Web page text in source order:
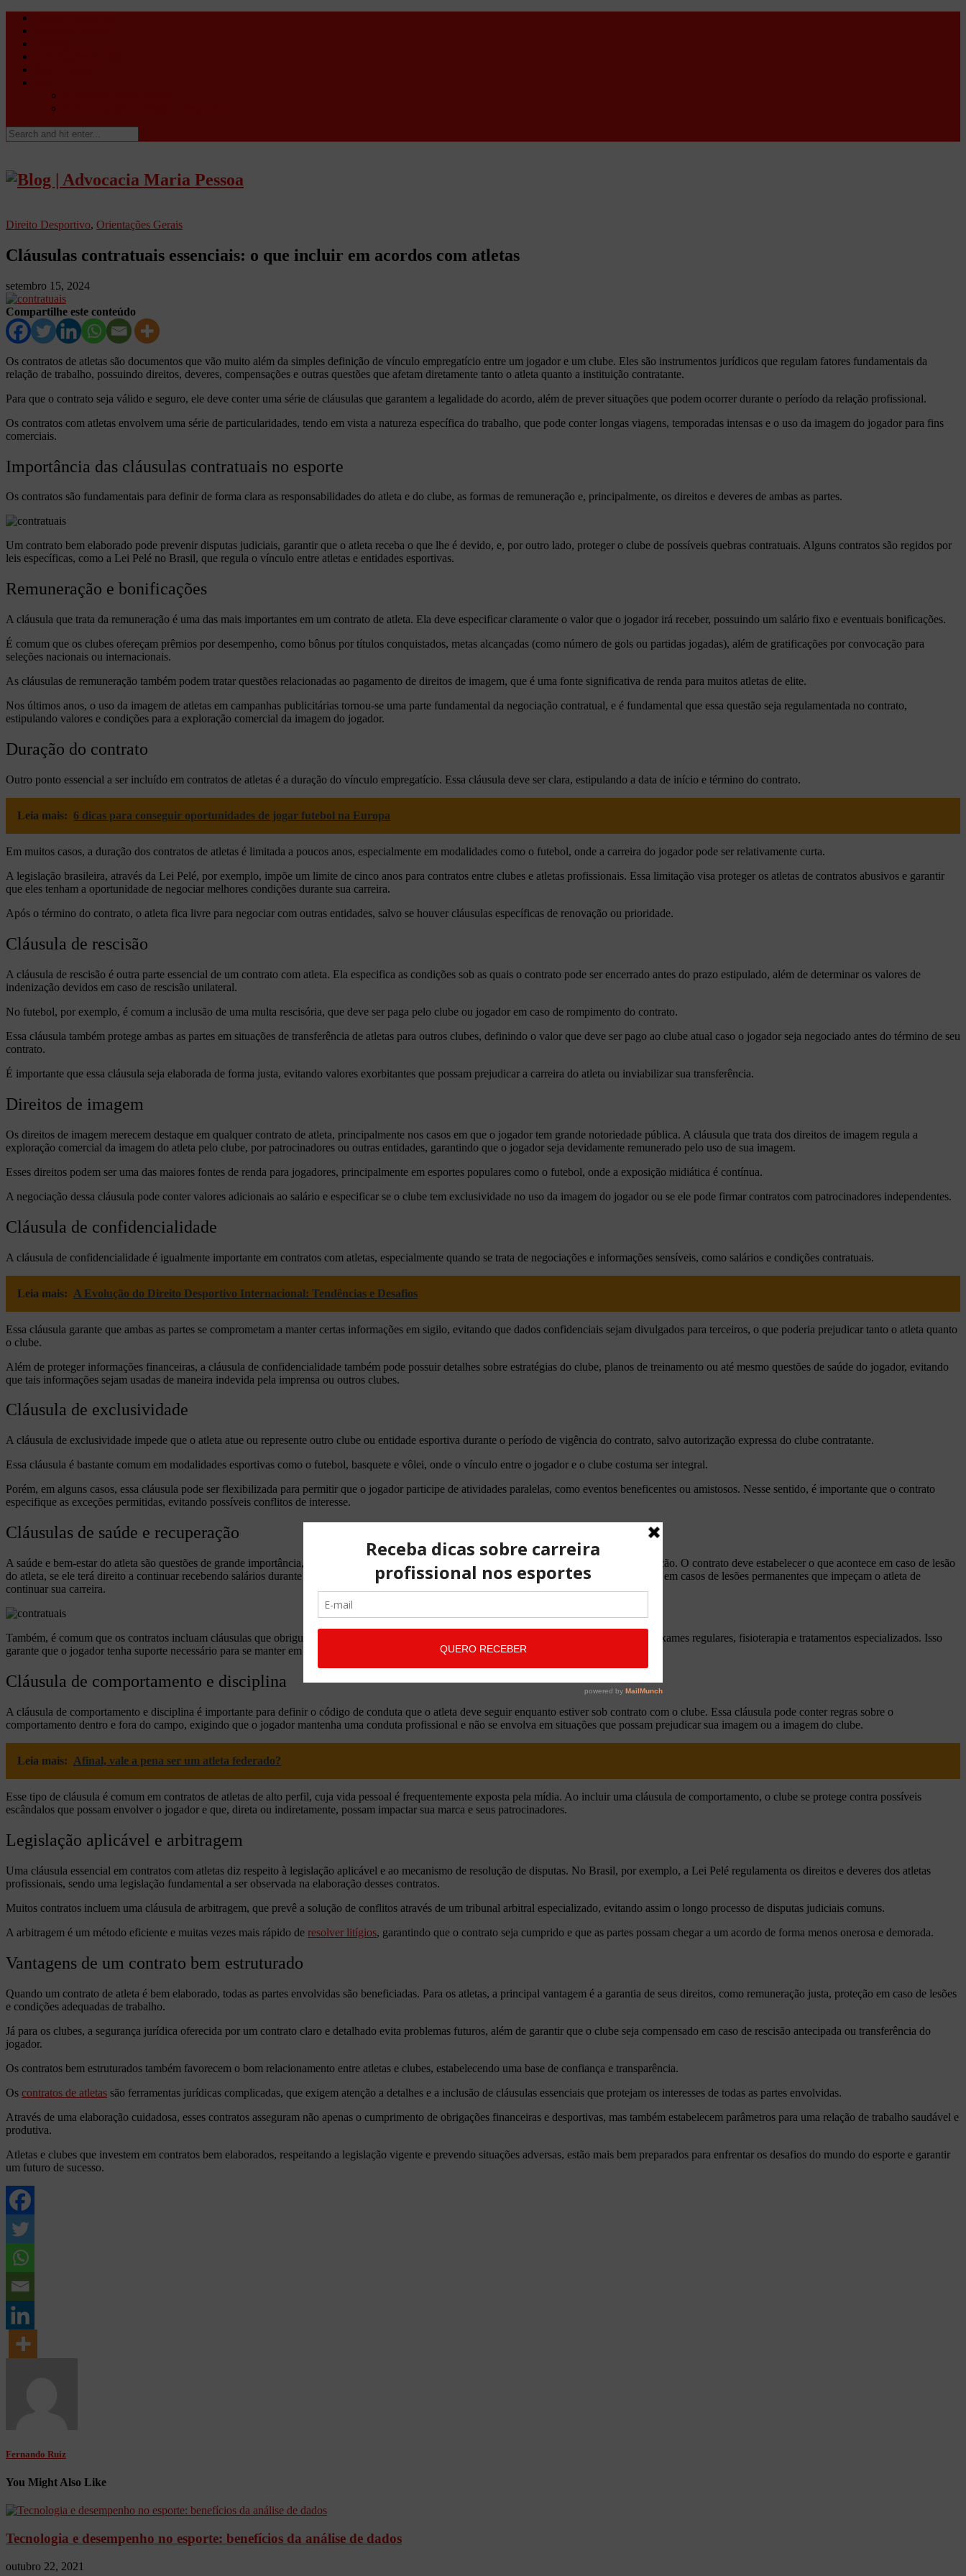
Direito Desportivo, Orientações Gerais
Cláusulas contratuais essenciais: o que incluir em acordos com atletas
setembro 15, 2024
Compartilhe este conteúdo
Os contratos de atletas são documentos que vão muito além da simples definição de vínculo empregatício entre um jogador e um clube. Eles são instrumentos jurídicos que regulam fatores fundamentais da
relação de trabalho, possuindo direitos, deveres, compensações e outras questões que afetam diretamente tanto o atleta quanto a instituição contratante.
Para que o contrato seja válido e seguro, ele deve conter uma série de cláusulas que garantem a legalidade do acordo, além de prever situações que podem ocorrer durante o período da relação profissional.
Os contratos com atletas envolvem uma série de particularidades, tendo em vista a natureza específica do trabalho, que pode conter longas viagens, temporadas intensas e o uso da imagem do jogador para fins
comerciais.
Importância das cláusulas contratuais no esporte
Os contratos são fundamentais para definir de forma clara as responsabilidades do atleta e do clube, as formas de remuneração e, principalmente, os direitos e deveres de ambas as partes.
Um contrato bem elaborado pode prevenir disputas judiciais, garantir que o atleta receba o que lhe é devido, e, por outro lado, proteger o clube de possíveis quebras contratuais. Alguns contratos são regidos por
leis específicas, como a Lei Pelé no Brasil, que regula o vínculo entre atletas e entidades esportivas.
Remuneração e bonificações
A cláusula que trata da remuneração é uma das mais importantes em um contrato de atleta. Ela deve especificar claramente o valor que o jogador irá receber, possuindo um salário fixo e eventuais bonificações.
É comum que os clubes ofereçam prêmios por desempenho, como bônus por títulos conquistados, metas alcançadas (como número de gols ou partidas jogadas), além de gratificações por convocação para
seleções nacionais ou internacionais.
As cláusulas de remuneração também podem tratar questões relacionadas ao pagamento de direitos de imagem, que é uma fonte significativa de renda para muitos atletas de elite.
Nos últimos anos, o uso da imagem de atletas em campanhas publicitárias tornou-se uma parte fundamental da negociação contratual, e é fundamental que essa questão seja regulamentada no contrato,
estipulando valores e condições para a exploração comercial da imagem do jogador.
Duração do contrato
Outro ponto essencial a ser incluído em contratos de atletas é a duração do vínculo empregatício. Essa cláusula deve ser clara, estipulando a data de início e término do contrato.
Leia mais: 6 dicas para conseguir oportunidades de jogar futebol na Europa
Em muitos casos, a duração dos contratos de atletas é limitada a poucos anos, especialmente em modalidades como o futebol, onde a carreira do jogador pode ser relativamente curta.
A legislação brasileira, através da Lei Pelé, por exemplo, impõe um limite de cinco anos para contratos entre clubes e atletas profissionais. Essa limitação visa proteger os atletas de contratos abusivos e garantir
que eles tenham a oportunidade de negociar melhores condições durante sua carreira.
Após o término do contrato, o atleta fica livre para negociar com outras entidades, salvo se houver cláusulas específicas de renovação ou prioridade.
Cláusula de rescisão
A cláusula de rescisão é outra parte essencial de um contrato com atleta. Ela especifica as condições sob as quais o contrato pode ser encerrado antes do prazo estipulado, além de determinar os valores de
indenização devidos em caso de rescisão unilateral.
No futebol, por exemplo, é comum a inclusão de uma multa rescisória, que deve ser paga pelo clube ou jogador em caso de rompimento do contrato.
Essa cláusula também protege ambas as partes em situações de transferência de atletas para outros clubes, definindo o valor que deve ser pago ao clube atual caso o jogador seja negociado antes do término de seu
contrato.
É importante que essa cláusula seja elaborada de forma justa, evitando valores exorbitantes que possam prejudicar a carreira do atleta ou inviabilizar sua transferência.
Direitos de imagem
Os direitos de imagem merecem destaque em qualquer contrato de atleta, principalmente nos casos em que o jogador tem grande notoriedade pública. A cláusula que trata dos direitos de imagem regula a
exploração comercial da imagem do atleta pelo clube, por patrocinadores ou outras entidades, garantindo que o jogador seja devidamente remunerado pelo uso de sua imagem.
Esses direitos podem ser uma das maiores fontes de renda para jogadores, principalmente em esportes populares como o futebol, onde a exposição midiática é contínua.
A negociação dessa cláusula pode conter valores adicionais ao salário e especificar se o clube tem exclusividade no uso da imagem do jogador ou se ele pode firmar contratos com patrocinadores independentes.
Cláusula de confidencialidade
A cláusula de confidencialidade é igualmente importante em contratos com atletas, especialmente quando se trata de negociações e informações sensíveis, como salários e condições contratuais.
Leia mais: A Evolução do Direito Desportivo Internacional: Tendências e Desafios
Essa cláusula garante que ambas as partes se comprometam a manter certas informações em sigilo, evitando que dados confidenciais sejam divulgados para terceiros, o que poderia prejudicar tanto o atleta quanto
o clube.
Além de proteger informações financeiras, a cláusula de confidencialidade também pode possuir detalhes sobre estratégias do clube, planos de treinamento ou até mesmo questões de saúde do jogador, evitando
que tais informações sejam usadas de maneira indevida pela imprensa ou outros clubes.
Cláusula de exclusividade
A cláusula de exclusividade impede que o atleta atue ou represente outro clube ou entidade esportiva durante o período de vigência do contrato, salvo autorização expressa do clube contratante.
Essa cláusula é bastante comum em modalidades esportivas como o futebol, basquete e vôlei, onde o vínculo entre o jogador e o clube costuma ser integral.
Porém, em alguns casos, essa cláusula pode ser flexibilizada para permitir que o jogador participe de atividades paralelas, como eventos beneficentes ou amistosos. Nesse sentido, é importante que o contrato
especifique as exceções permitidas, evitando possíveis conflitos de interesse.
Cláusulas de saúde e recuperação
A saúde e bem-estar do atleta são questões de grande importância, e o contrato deve prever cláusulas que tratem de lesões e períodos de recuperação. O contrato deve estabelecer o que acontece em caso de lesão
do atleta, se ele terá direito a continuar recebendo salários durante o período de recuperação, além de prever a possibilidade de rescisão contratual em casos de lesões permanentes que impeçam o atleta de
continuar sua carreira.
Também, é comum que os contratos incluam cláusulas que obriguem o clube a fornecer ao atleta acesso a serviços médicos de qualidade, como exames regulares, fisioterapia e tratamentos especializados. Isso
garante que o jogador tenha suporte necessário para se manter em forma e minimizar o impacto das lesões ao longo da carreira.
Cláusula de comportamento e disciplina
A cláusula de comportamento e disciplina é importante para definir o código de conduta que o atleta deve seguir enquanto estiver sob contrato com o clube. Essa cláusula pode conter regras sobre o
comportamento dentro e fora do campo, exigindo que o jogador mantenha uma conduta profissional e não se envolva em situações que possam prejudicar sua imagem ou a imagem do clube.
Leia mais: Afinal, vale a pena ser um atleta federado?
Esse tipo de cláusula é comum em contratos de atletas de alto perfil, cuja vida pessoal é frequentemente exposta pela mídia. Ao incluir uma cláusula de comportamento, o clube se protege contra possíveis
escândalos que possam envolver o jogador e que, direta ou indiretamente, possam impactar sua marca e seus patrocinadores.
Legislação aplicável e arbitragem
Uma cláusula essencial em contratos com atletas diz respeito à legislação aplicável e ao mecanismo de resolução de disputas. No Brasil, por exemplo, a Lei Pelé regulamenta os direitos e deveres dos atletas
profissionais, sendo uma legislação fundamental a ser observada na elaboração desses contratos.
Muitos contratos incluem uma cláusula de arbitragem, que prevê a solução de conflitos através de um tribunal arbitral especializado, evitando assim o longo processo de disputas judiciais comuns.
A arbitragem é um método eficiente e muitas vezes mais rápido de resolver litígios, garantindo que o contrato seja cumprido e que as partes possam chegar a um acordo de forma menos onerosa e demorada.
Vantagens de um contrato bem estruturado
Quando um contrato de atleta é bem elaborado, todas as partes envolvidas são beneficiadas. Para os atletas, a principal vantagem é a garantia de seus direitos, como remuneração justa, proteção em caso de lesões
e condições adequadas de trabalho.
Já para os clubes, a segurança jurídica oferecida por um contrato claro e detalhado evita problemas futuros, além de garantir que o clube seja compensado em caso de rescisão antecipada ou transferência do
jogador.
Os contratos bem estruturados também favorecem o bom relacionamento entre atletas e clubes, estabelecendo uma base de confiança e transparência.
Os contratos de atletas são ferramentas jurídicas complicadas, que exigem atenção a detalhes e a inclusão de cláusulas essenciais que protejam os interesses de todas as partes envolvidas.
Através de uma elaboração cuidadosa, esses contratos asseguram não apenas o cumprimento de obrigações financeiras e desportivas, mas também estabelecem parâmetros para uma relação de trabalho saudável e
produtiva.
Atletas e clubes que investem em contratos bem elaborados, respeitando a legislação vigente e prevendo situações adversas, estão mais bem preparados para enfrentar os desafios do mundo do esporte e garantir
um futuro de sucesso.
Fernando Ruiz
You Might Also Like
Tecnologia e desempenho no esporte: benefícios da análise de dados
outubro 22, 2021